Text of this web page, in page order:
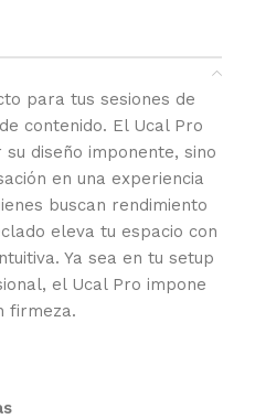
para tus sesiones de
contenido. El Ucal Pro
diseño imponente, sino
en una experiencia
buscan rendimiento
eleva tu espacio con
Ya sea en tu setup
el Ucal Pro impone
firmeza.